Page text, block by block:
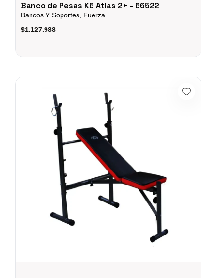
Banco de Pesas K6 Atlas 2+ - 66522
Bancos Y Soportes, Fuerza
$1.127.988
Banco de Pesas K6 Atlas 2 - 66521